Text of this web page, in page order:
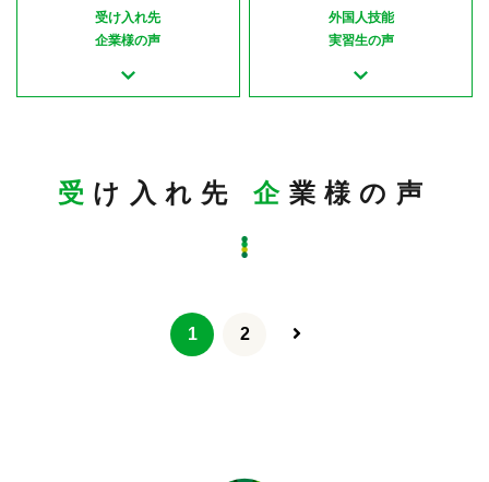
受け入れ先
企業様の声
外国人技能
実習生の声
受 け入れ先企 業様の声
1 2